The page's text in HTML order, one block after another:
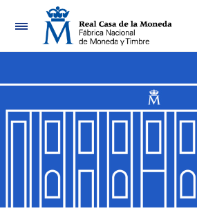
Navegación
Mostrar/Ocultar
Mostrar/Ocultar
Mostrar/Ocultar